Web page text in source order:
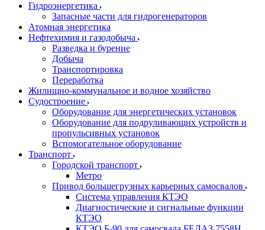
Гидроэнергетика
Запасные части для гидрогенераторов
Атомная энергетика
Нефтехимия и газодобыча
Разведка и бурение
Добыча
Транспортировка
Переработка
Жилищно-коммунальное и водное хозяйство
Судостроение
Оборудование для энергетических установок
Оборудование для подруливающих устройств и
пропульсивных установок
Вспомогательное оборудование
Транспорт
Городской транспорт
Метро
Привод большегрузных карьерных самосвалов
Система управления КТЭО
Диагностические и сигнальные функции
КТЭО